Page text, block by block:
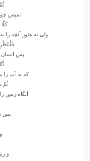
سپس چون
ولى نه هنوز آنچه را
پس انسان
که ما آب را
ثُمَّ
آنگاه زمین
پس
و